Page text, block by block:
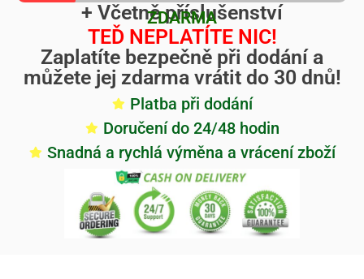
+ Včetně příslušenství
ZDARMA
TEĎ NEPLATÍTE NIC!
Zaplatíte bezpečně při dodání a
můžete jej zdarma vrátit do 30 dnů!
Platba při dodání
Doručení do 24/48 hodin
Snadná a rychlá výměna a vrácení zboží